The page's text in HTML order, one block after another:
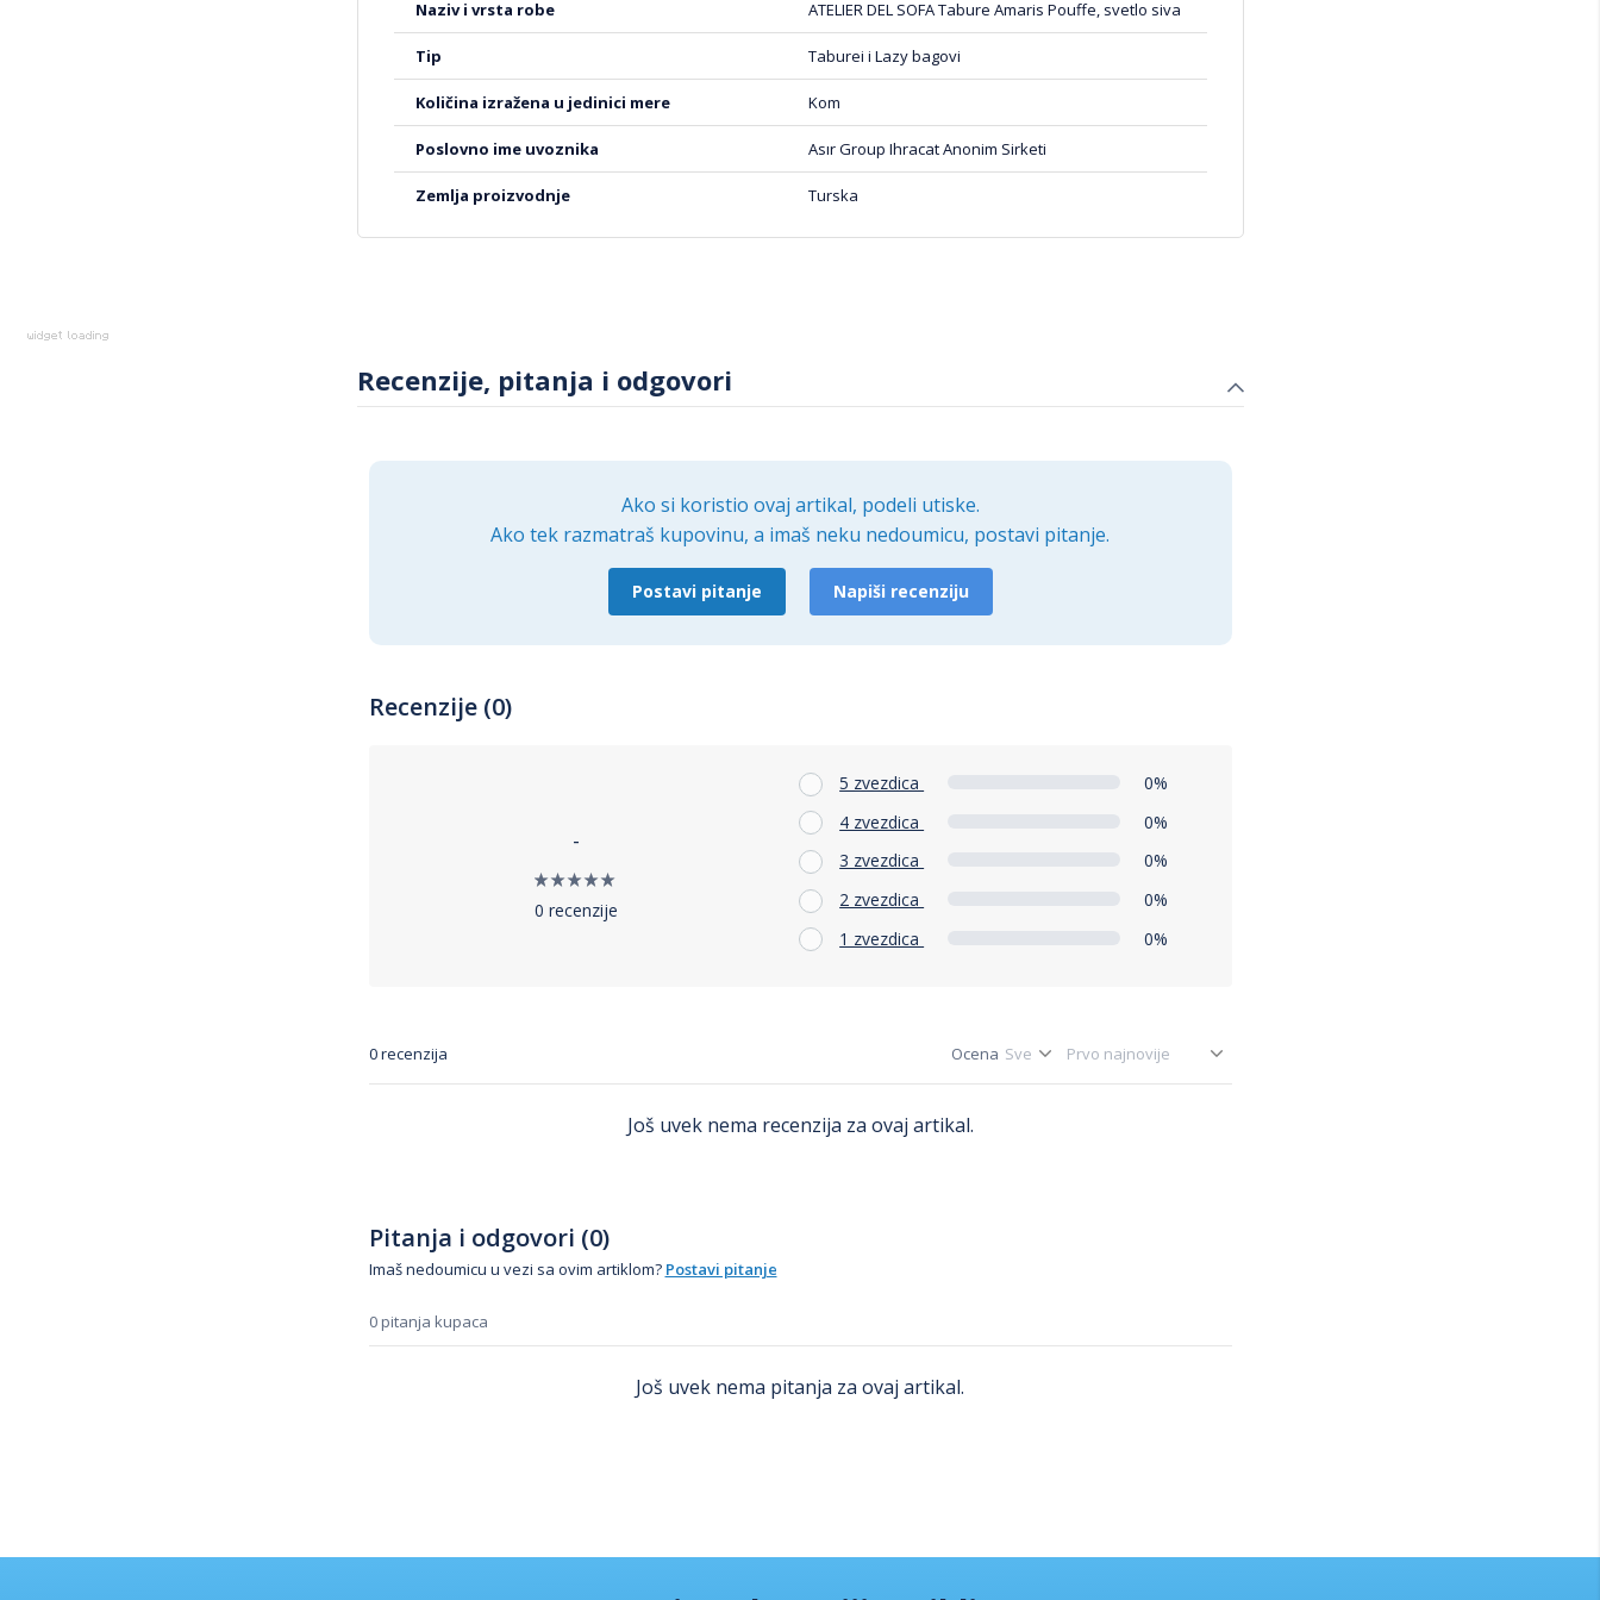
informacija
naziv i vrsta robe ATELIER DEL SOFA Tabure Amaris Pouffe, svetlo siva
tip Taburei i Lazy bagovi
količina izražena u jedinici mere Kom
poslovno ime uvoznika Asır Group Ihracat Anonim Sirketi
zemlja proizvodnje Turska
Recenzije, pitanja i odgovori
Ako si koristio ovaj artikal, podeli utiske.
Ako tek razmatraš kupovinu, a imaš neku nedoumicu, postavi pitanje.
Postavi pitanje Napiši recenziju
Recenzije (0)
-
0 recenzije
5 zvezdica
0%
4 zvezdica
0%
3 zvezdica
0%
2 zvezdica
0%
1 zvezdica
0%
0 recenzija Ocena
Još uvek nema recenzija za ovaj artikal.
Pitanja i odgovori (0)
Imaš nedoumicu u vezi sa ovim artiklom? Postavi pitanje
0 pitanja kupaca
Još uvek nema pitanja za ovaj artikal.